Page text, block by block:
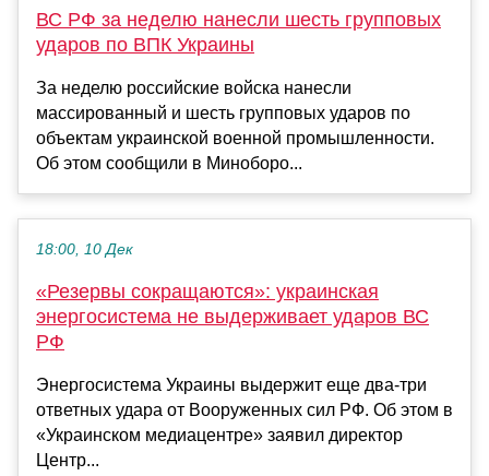
ВС РФ за неделю нанесли шесть групповых
ударов по ВПК Украины
За неделю российские войска нанесли
массированный и шесть групповых ударов по
объектам украинской военной промышленности.
Об этом сообщили в Миноборо...
18:00, 10 Дек
«Резервы сокращаются»: украинская
энергосистема не выдерживает ударов ВС
РФ
Энергосистема Украины выдержит еще два-три
ответных удара от Вооруженных сил РФ. Об этом в
«Украинском медиацентре» заявил директор
Центр...